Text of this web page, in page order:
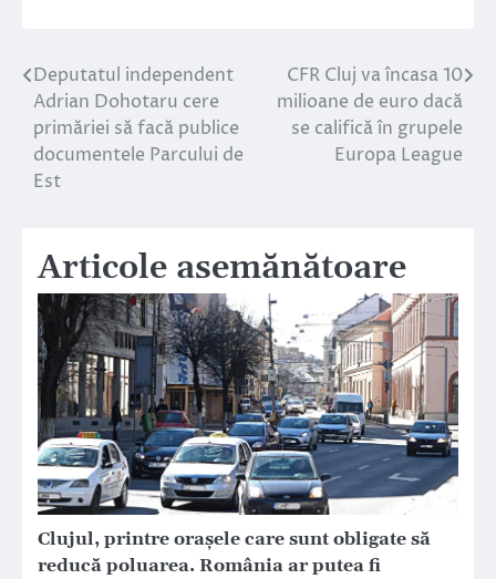
Navigare
în
articole
Deputatul independent
Adrian Dohotaru cere
primăriei să facă publice
documentele Parcului de
Est
CFR Cluj va încasa 10
milioane de euro dacă
se califică în grupele
Europa League
Articole asemănătoare
Clujul, printre orașele care sunt obligate să
reducă poluarea. România ar putea fi